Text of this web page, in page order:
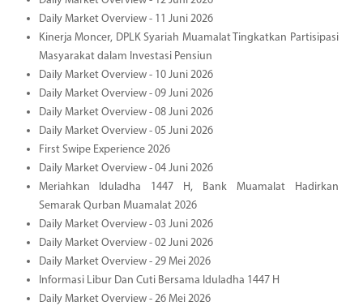
Daily Market Overview - 11 Juni 2026
Kinerja Moncer, DPLK Syariah Muamalat Tingkatkan Partisipasi
Masyarakat dalam Investasi Pensiun
Daily Market Overview - 10 Juni 2026
Daily Market Overview - 09 Juni 2026
Daily Market Overview - 08 Juni 2026
Daily Market Overview - 05 Juni 2026
First Swipe Experience 2026
Daily Market Overview - 04 Juni 2026
Meriahkan Iduladha 1447 H, Bank Muamalat Hadirkan
Semarak Qurban Muamalat 2026
Daily Market Overview - 03 Juni 2026
Daily Market Overview - 02 Juni 2026
Daily Market Overview - 29 Mei 2026
Informasi Libur Dan Cuti Bersama Iduladha 1447 H
Daily Market Overview - 26 Mei 2026